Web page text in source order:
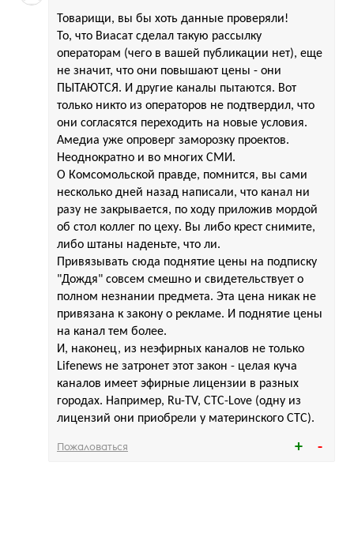
Товарищи, вы бы хоть данные проверяли!
То, что Виасат сделал такую рассылку
операторам (чего в вашей публикации нет), еще
не значит, что они повышают цены - они
ПЫТАЮТСЯ. И другие каналы пытаются. Вот
только никто из операторов не подтвердил, что
они согласятся переходить на новые условия.
Амедиа уже опроверг заморозку проектов.
Неоднократно и во многих СМИ.
О Комсомольской правде, помнится, вы сами
несколько дней назад написали, что канал ни
разу не закрывается, по ходу приложив мордой
об стол коллег по цеху. Вы либо крест снимите,
либо штаны наденьте, что ли.
Привязывать сюда поднятие цены на подписку
"Дождя" совсем смешно и свидетельствует о
полном незнании предмета. Эта цена никак не
привязана к закону о рекламе. И поднятие цены
на канал тем более.
И, наконец, из неэфирных каналов не только
Lifenews не затронет этот закон - целая куча
каналов имеет эфирные лицензии в разных
городах. Например, Ru-TV, СТС-Love (одну из
лицензий они приобрели у материнского СТС).
Пожаловаться